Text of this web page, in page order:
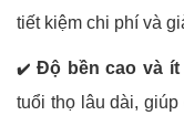
tiết kiệm chi phí và
✔️ Độ bền cao và ít
tuổi thọ lâu dài,